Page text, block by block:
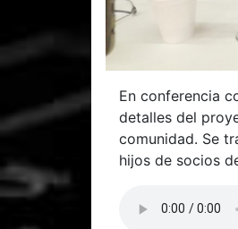
En conferencia
detalles del
comunidad. Se
hijos de socios